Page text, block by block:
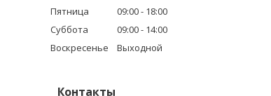
Пятница
09:00
18:00
Суббота
09:00
14:00
Воскресенье
Выходной
Контакты